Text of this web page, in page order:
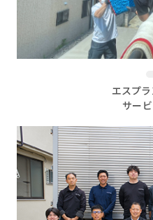
エスプ
サー